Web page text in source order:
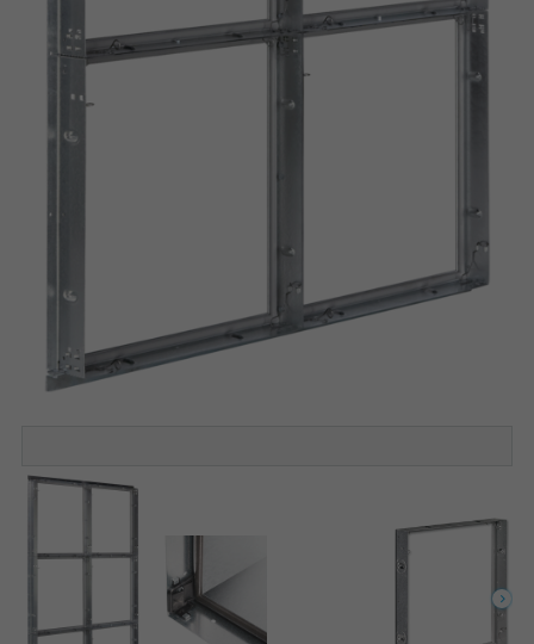
Standard cell frame with quick release fasteners, variant SCF-E-25